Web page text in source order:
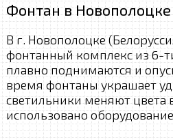
Фонтан в Новополоцке
В г. Новополоцке
фонтанный комплекс из 6-
плавно поднимаются и
время фонтаны украшает
светильники меняют цвета
использовано оборудование